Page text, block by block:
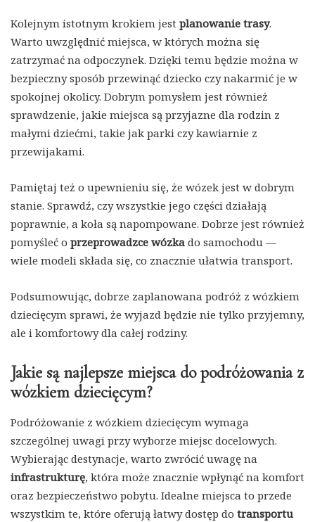
Kolejnym istotnym krokiem jest planowanie trasy.
Warto uwzględnić miejsca, w których można się
zatrzymać na odpoczynek. Dzięki temu będzie można w
bezpieczny sposób przewinąć dziecko czy nakarmić je w
spokojnej okolicy. Dobrym pomysłem jest również
sprawdzenie, jakie miejsca są przyjazne dla rodzin z
małymi dziećmi, takie jak parki czy kawiarnie z
przewijakami.
Pamiętaj też o upewnieniu się, że wózek jest w dobrym
stanie. Sprawdź, czy wszystkie jego części działają
poprawnie, a koła są napompowane. Dobrze jest również
pomyśleć o przeprowadzce wózka do samochodu —
wiele modeli składa się, co znacznie ułatwia transport.
Podsumowując, dobrze zaplanowana podróż z wózkiem
dziecięcym sprawi, że wyjazd będzie nie tylko przyjemny,
ale i komfortowy dla całej rodziny.
Jakie są najlepsze miejsca do podróżowania z
wózkiem dziecięcym?
Podróżowanie z wózkiem dziecięcym wymaga
szczególnej uwagi przy wyborze miejsc docelowych.
Wybierając destynacje, warto zwrócić uwagę na
infrastrukturę, która może znacznie wpłynąć na komfort
oraz bezpieczeństwo pobytu. Idealne miejsca to przede
wszystkim te, które oferują łatwy dostęp do transportu